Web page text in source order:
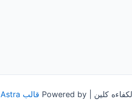
قالب Astra للووردبريس